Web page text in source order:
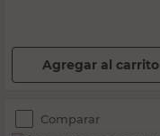
Agregar al carrito
Comparar